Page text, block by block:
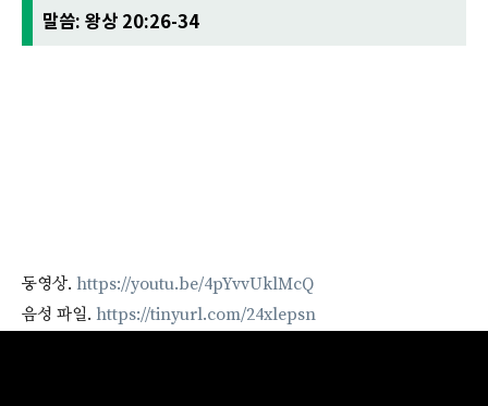
말씀: 왕상 20:26-34
동영상. https://youtu.be/4pYvvUklMcQ
음성 파일. https://tinyurl.com/24xlepsn